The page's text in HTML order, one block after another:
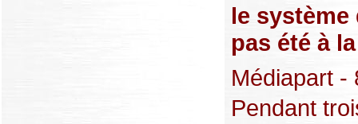
le système
pas été à
Médiapart -
Pendant